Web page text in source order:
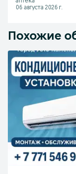
06 августа 2026 г.
Похожие